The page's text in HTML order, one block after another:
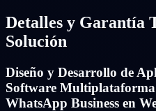
Detalles y Garantía
Solución
Diseño y Desarrollo de
Software
WhatsApp Business en